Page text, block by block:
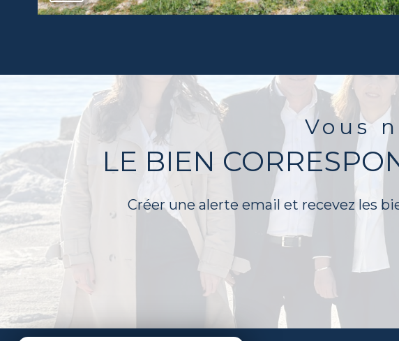
Vous
LE BIEN
Créer une alerte email et recevez les